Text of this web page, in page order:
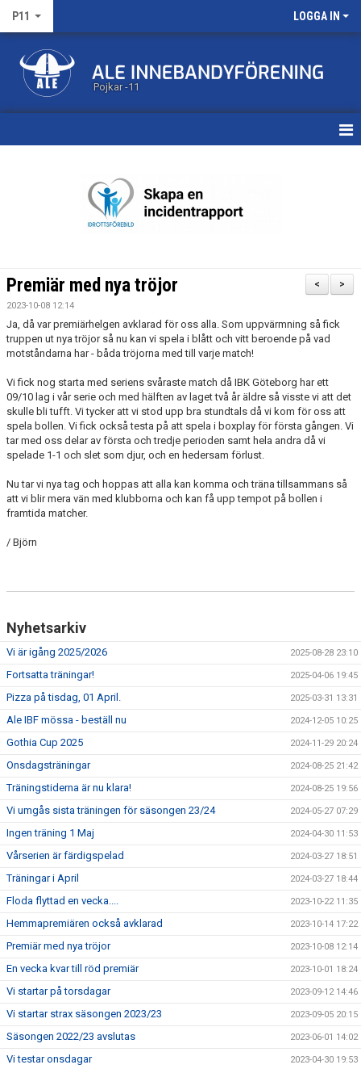
P11 LOGGA IN
Pojkar -11
BILDGALLERI
DOKUMENT
>
<
Premiär med nya tröjor
2023-10-08 12:14
Ja, då var premiärhelgen avklarad för oss alla. Som uppvärmning så fick
truppen ut nya tröjor så nu kan vi spela i blått och vitt beroende på vad
motståndarna har - båda tröjorna med till varje match!
Vi fick nog starta med seriens svåraste match då IBK Göteborg har ett
09/10 lag i vår serie och med hälften av laget två år äldre så visste vi att det
skulle bli tufft. Vi tycker att vi stod upp bra stundtals då vi kom för oss att
spela bollen. Vi fick också testa på att spela i boxplay för första gången. Vi
tar med oss delar av första och tredje perioden samt hela andra då vi
spelade 1-1 och slet som djur, och en hedersam förlust.
Nu tar vi nya tag och hoppas att alla kan komma och träna tillsammans så
att vi blir mera vän med klubborna och kan få upp tempot på bollen i
framtida matcher.
/ Björn
Nyhetsarkiv
Vi är igång 2025/2026 2025-08-28 23:10
Fortsatta träningar! 2025-04-06 19:45
Pizza på tisdag, 01 April. 2025-03-31 13:31
Ale IBF mössa - beställ nu 2024-12-05 10:25
Gothia Cup 2025 2024-11-29 20:24
Onsdagsträningar 2024-08-25 21:42
Träningstiderna är nu klara! 2024-08-25 19:56
Vi umgås sista träningen för säsongen 23/24 2024-05-27 07:29
Ingen träning 1 Maj 2024-04-30 11:53
Vårserien är färdigspelad 2024-03-27 18:51
Träningar i April 2024-03-27 18:44
Floda flyttad en vecka.... 2023-10-22 11:35
Hemmapremiären också avklarad 2023-10-14 17:22
Premiär med nya tröjor 2023-10-08 12:14
En vecka kvar till röd premiär 2023-10-01 18:24
Vi startar på torsdagar 2023-09-12 14:46
Vi startar strax säsongen 2023/23 2023-09-05 20:15
Säsongen 2022/23 avslutas 2023-06-01 14:02
Vi testar onsdagar 2023-04-30 19:53